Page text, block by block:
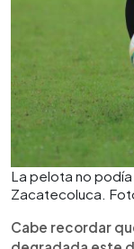
La pelota no
Zacatecoluca.
Cabe recordar